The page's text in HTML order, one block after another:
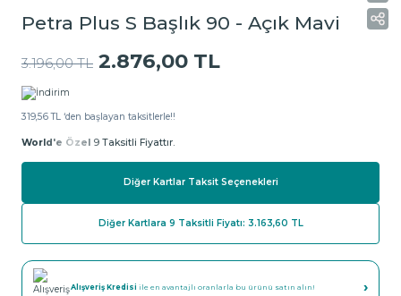
Petra Plus S Başlık 90 - Açık Mavi
3.196,00 TL 2.876,00 TL
319,56 TL ‘den başlayan taksitlerle!!
World'e Özel 9 Taksitli Fiyattır.
Diğer Kartlar Taksit Seçenekleri
Diğer Kartlara 9 Taksitli Fiyatı: 3.163,60 TL
Alışveriş Kredisi ile en avantajlı oranlarla bu ürünü satın alın! ›